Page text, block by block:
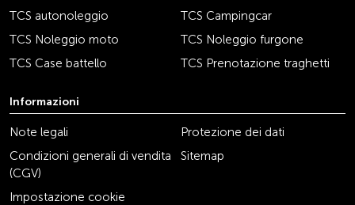
TCS autonoleggio
TCS Campingcar
TCS Noleggio moto
TCS Noleggio furgone
TCS Case battello
TCS Prenotazione traghetti
Informazioni
Note legali
Protezione dei dati
Condizioni generali di vendita
(CGV)
Sitemap
Impostazione cookie